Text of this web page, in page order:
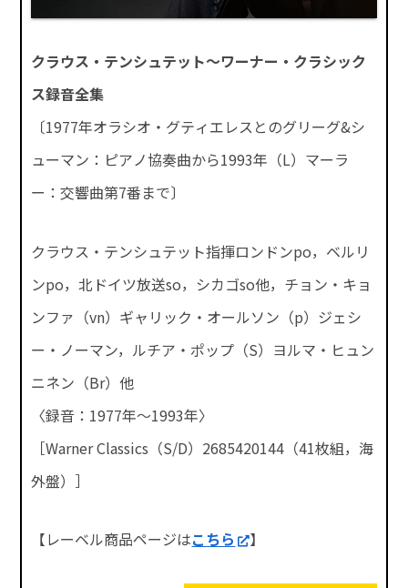
クラウス・テンシュテット～ワーナー・クラシック
ス録音全集
〔1977年オラシオ・グティエレスとのグリーグ&シ
ューマン：ピアノ協奏曲から1993年（L）マーラ
ー：交響曲第7番まで〕
クラウス・テンシュテット指揮ロンドンpo，ベルリ
ンpo，北ドイツ放送so，シカゴso他，チョン・キョ
ンファ（vn）ギャリック・オールソン（p）ジェシ
ー・ノーマン，ルチア・ポップ（S）ヨルマ・ヒュン
ニネン（Br）他
〈録音：1977年～1993年〉
［Warner Classics（S/D）2685420144（41枚組，海
外盤）］
【レーベル商品ページはこちら 】